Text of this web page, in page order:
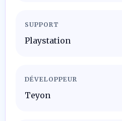
SUPPORT
Playstation
DÉVELOPPEUR
Teyon